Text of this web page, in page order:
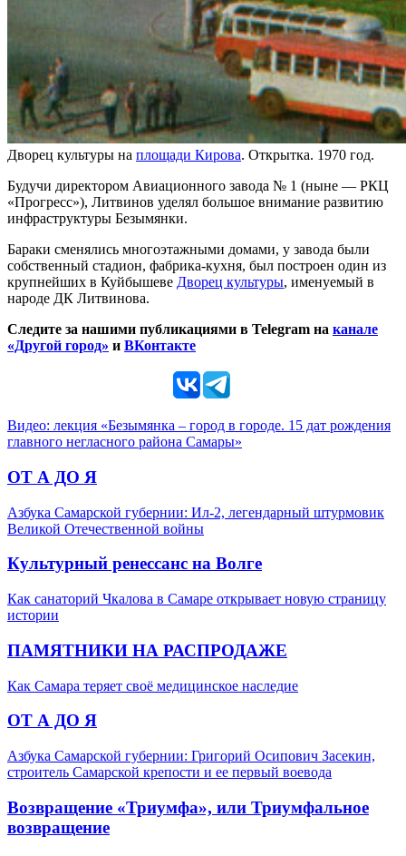
Дворец культуры на площади Кирова. Открытка. 1970 год.
Будучи директором Авиационного завода № 1 (ныне — РКЦ
«Прогресс»), Литвинов уделял большое внимание развитию
инфраструктуры Безымянки.
Бараки сменялись многоэтажными домами, у завода были
собственный стадион, фабрика-кухня, был построен один из
крупнейших в Куйбышеве Дворец культуры, именуемый в
народе ДК Литвинова.
Следите за нашими публикациями в Telegram на канале
«Другой город» и ВКонтакте
Видео: лекция «Безымянка – город в городе. 15 дат рождения
главного негласного района Самары»
ОТ А ДО Я
Азбука Самарской губернии: Ил-2, легендарный штурмовик
Великой Отечественной войны
Культурный ренессанс на Волге
Как санаторий Чкалова в Самаре открывает новую страницу
истории
ПАМЯТНИКИ НА РАСПРОДАЖЕ
Как Самара теряет своё медицинское наследие
ОТ А ДО Я
Азбука Самарской губернии: Григорий Осипович Засекин,
строитель Самарской крепости и ее первый воевода
Возвращение «Триумфа», или Триумфальное
возвращение